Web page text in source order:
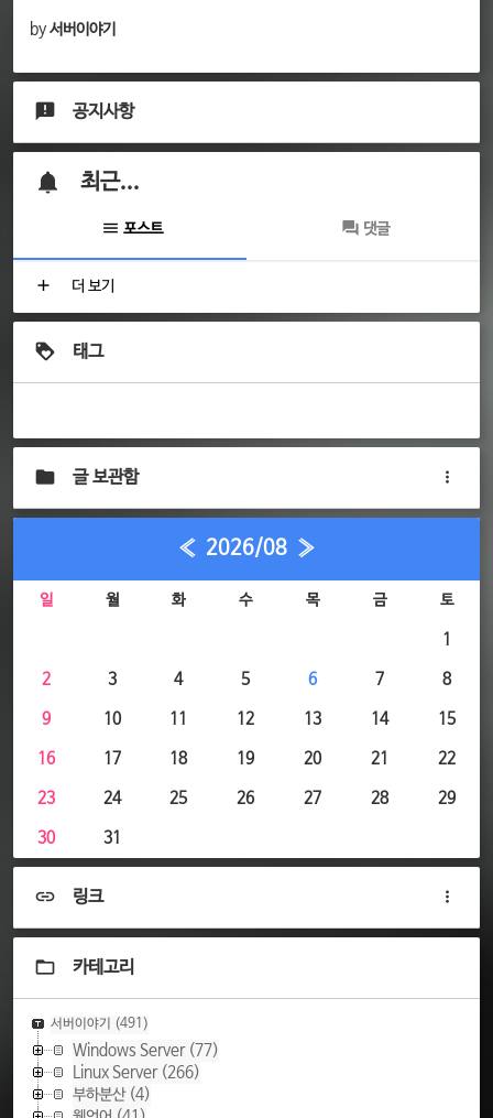
by서버이야기
공지사항
최근...
포스트 댓글
더 보기
태그
글 보관함
« 2026/08 »
일 월 화 수 목 금 토
1
2 3 4 5 6 7 8
9 10 11 12 13 14 15
16 17 18 19 20 21 22
23 24 25 26 27 28 29
30 31
링크
카테고리
서버이야기 (491)
Windows Server(77)
Linux Server(266)
부하분산(4)